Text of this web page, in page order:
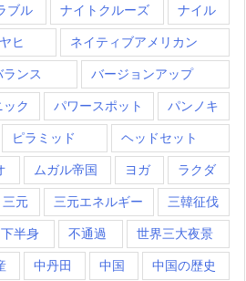
ブル ナイトクルーズ ナイル
ヒ ネイティブアメリカン
ランス バージョンアップ
ク パワースポット パンノキ
ピラミッド ヘッドセット
ムガル帝国 ヨガ ラクダ
三元 三元エネルギー 三韓征伐
下半身 不通過 世界三大夜景
中丹田 中国 中国の歴史